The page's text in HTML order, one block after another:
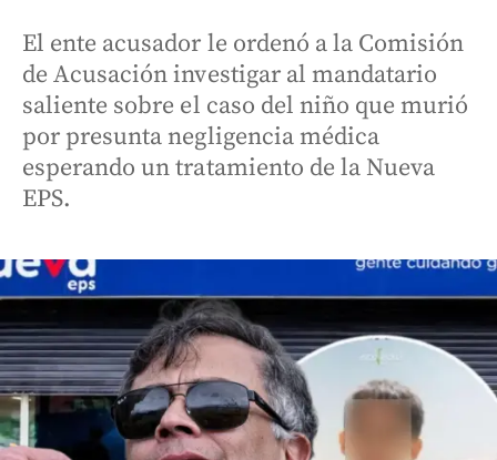
El ente acusador le ordenó a la Comisión
de Acusación investigar al mandatario
saliente sobre el caso del niño que murió
por presunta negligencia médica
esperando un tratamiento de la Nueva
EPS.